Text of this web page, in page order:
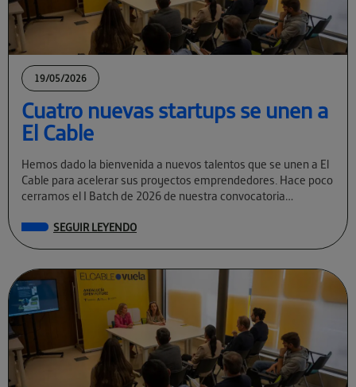
19/05/2026
Cuatro nuevas startups se unen a
El Cable
Hemos dado la bienvenida a nuevos talentos que se unen a El
Cable para acelerar sus proyectos emprendedores. Hace poco
cerramos el I Batch de 2026 de nuestra convocatoria
SEGUIR LEYENDO